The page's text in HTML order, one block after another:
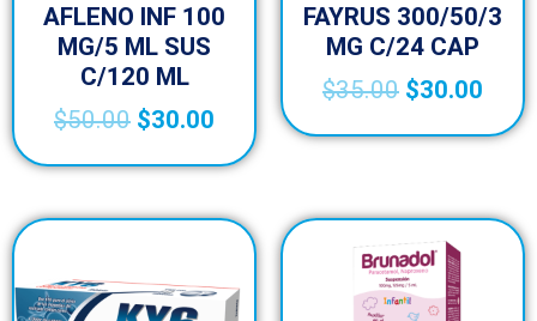
AFLENO INF 100
MG/5 ML SUS
C/120 ML
$50.00 $30.00
FAYRUS 300/50/3
MG C/24 CAP
$35.00 $30.00